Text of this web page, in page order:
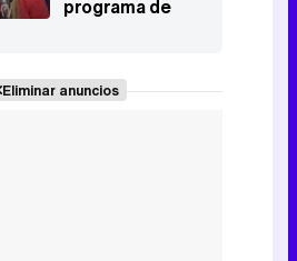
programa de
Netflix: "Quiero
Eliminar anuncios